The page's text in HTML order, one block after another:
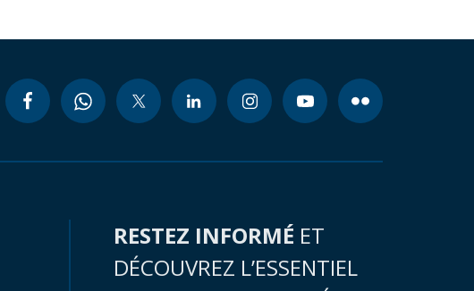
RESTEZ INFORMÉ ET
DÉCOUVREZ L’ESSENTIEL